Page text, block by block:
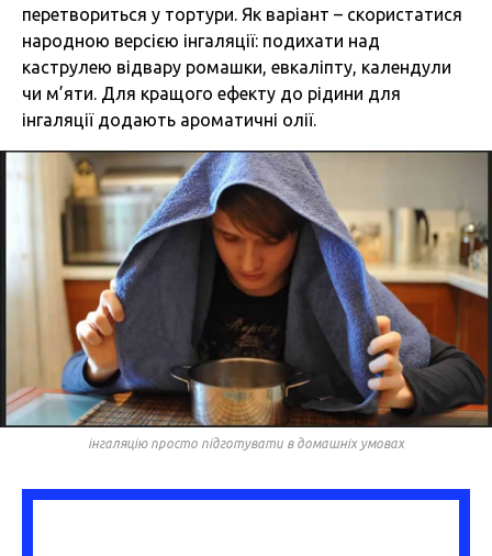
перетвориться у тортури. Як варіант – скористатися
народною версією інгаляції: подихати над
каструлею відвару ромашки, евкаліпту, календули
чи м’яти. Для кращого ефекту до рідини для
інгаляції додають ароматичні олії.
інгаляцію просто підготувати в домашніх умовах